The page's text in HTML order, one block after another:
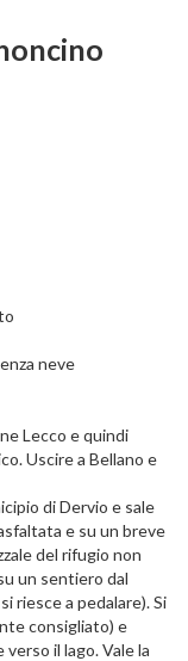
neve
Lecco e quindi
Uscire a Bellano e
di Dervio e sale
e su un breve
del rifugio non
un sentiero dal
riesce a pedalare). Si
consigliato) e
il lago. Vale la